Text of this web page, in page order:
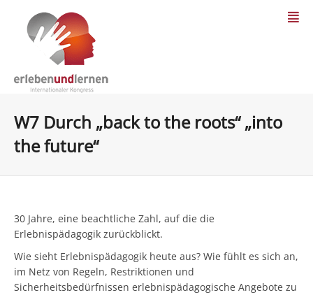
W7 Durch „back to the roots“ „into
the future“
30 Jahre, eine beachtliche Zahl, auf die die
Erlebnispädagogik zurückblickt.
Wie sieht Erlebnispädagogik heute aus? Wie fühlt es sich an,
im Netz von Regeln, Restriktionen und
Sicherheitsbedürfnissen erlebnispädagogische Angebote zu